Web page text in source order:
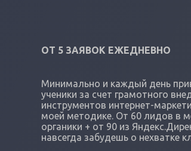
ОТ 5 ЗАЯВОК ЕЖЕДНЕВНО
Минимально и каждый день
ученики за счет грамотного
инструментов интернет-
моей методике. От 60 лидов в
органики + от 90 из
навсегда забудешь о нехватке